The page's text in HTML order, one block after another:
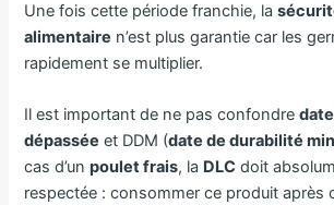
Une fois cette période franchie, la
alimentaire n’est plus garantie car les
rapidement se multiplier.
Il est important de ne pas confondre
dépassée et DDM (date de durabilité
cas d’unpoulet frais, la DLC doit
respectée : consommer ce produit après